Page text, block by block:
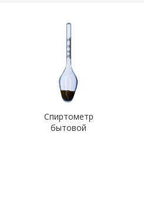
Спиртометр
бытовой